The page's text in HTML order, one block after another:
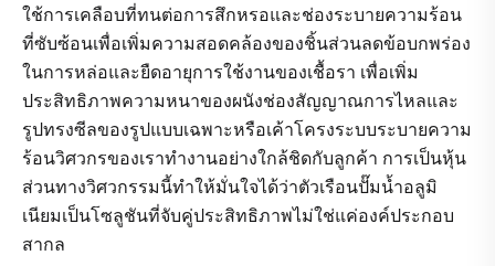
ใช้การเคลือบที่ทนต่อการสึกหรอและช่องระบายความร้อน
ที่ซับซ้อนเพื่อเพิ่มความสอดคล้องของชิ้นส่วนลดข้อบกพร่อง
ในการหล่อและยืดอายุการใช้งานของเชื้อรา เพื่อเพิ่ม
ประสิทธิภาพความหนาของผนังช่องสัญญาณการไหลและ
รูปทรงซีลของรูปแบบเฉพาะหรือเค้าโครงระบบระบายความ
ร้อนวิศวกรของเราทำงานอย่างใกล้ชิดกับลูกค้า การเป็นหุ้น
ส่วนทางวิศวกรรมนี้ทำให้มั่นใจได้ว่าตัวเรือนปั๊มน้ำอลูมิ
เนียมเป็นโซลูชันที่จับคู่ประสิทธิภาพไม่ใช่แค่องค์ประกอบ
สากล